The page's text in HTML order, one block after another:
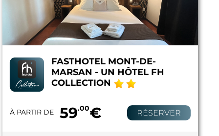
FASTHOTEL MONT-DE-
MARSAN - UN HÔTEL FH
COLLECTION
À PARTIR DE 59.00€ RÉSERVER